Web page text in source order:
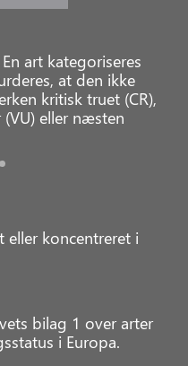
art kategoriseres
at den ikke
kritisk truet (CR),
eller næsten
eller koncentreret i
bilag 1 over arter
i Europa.